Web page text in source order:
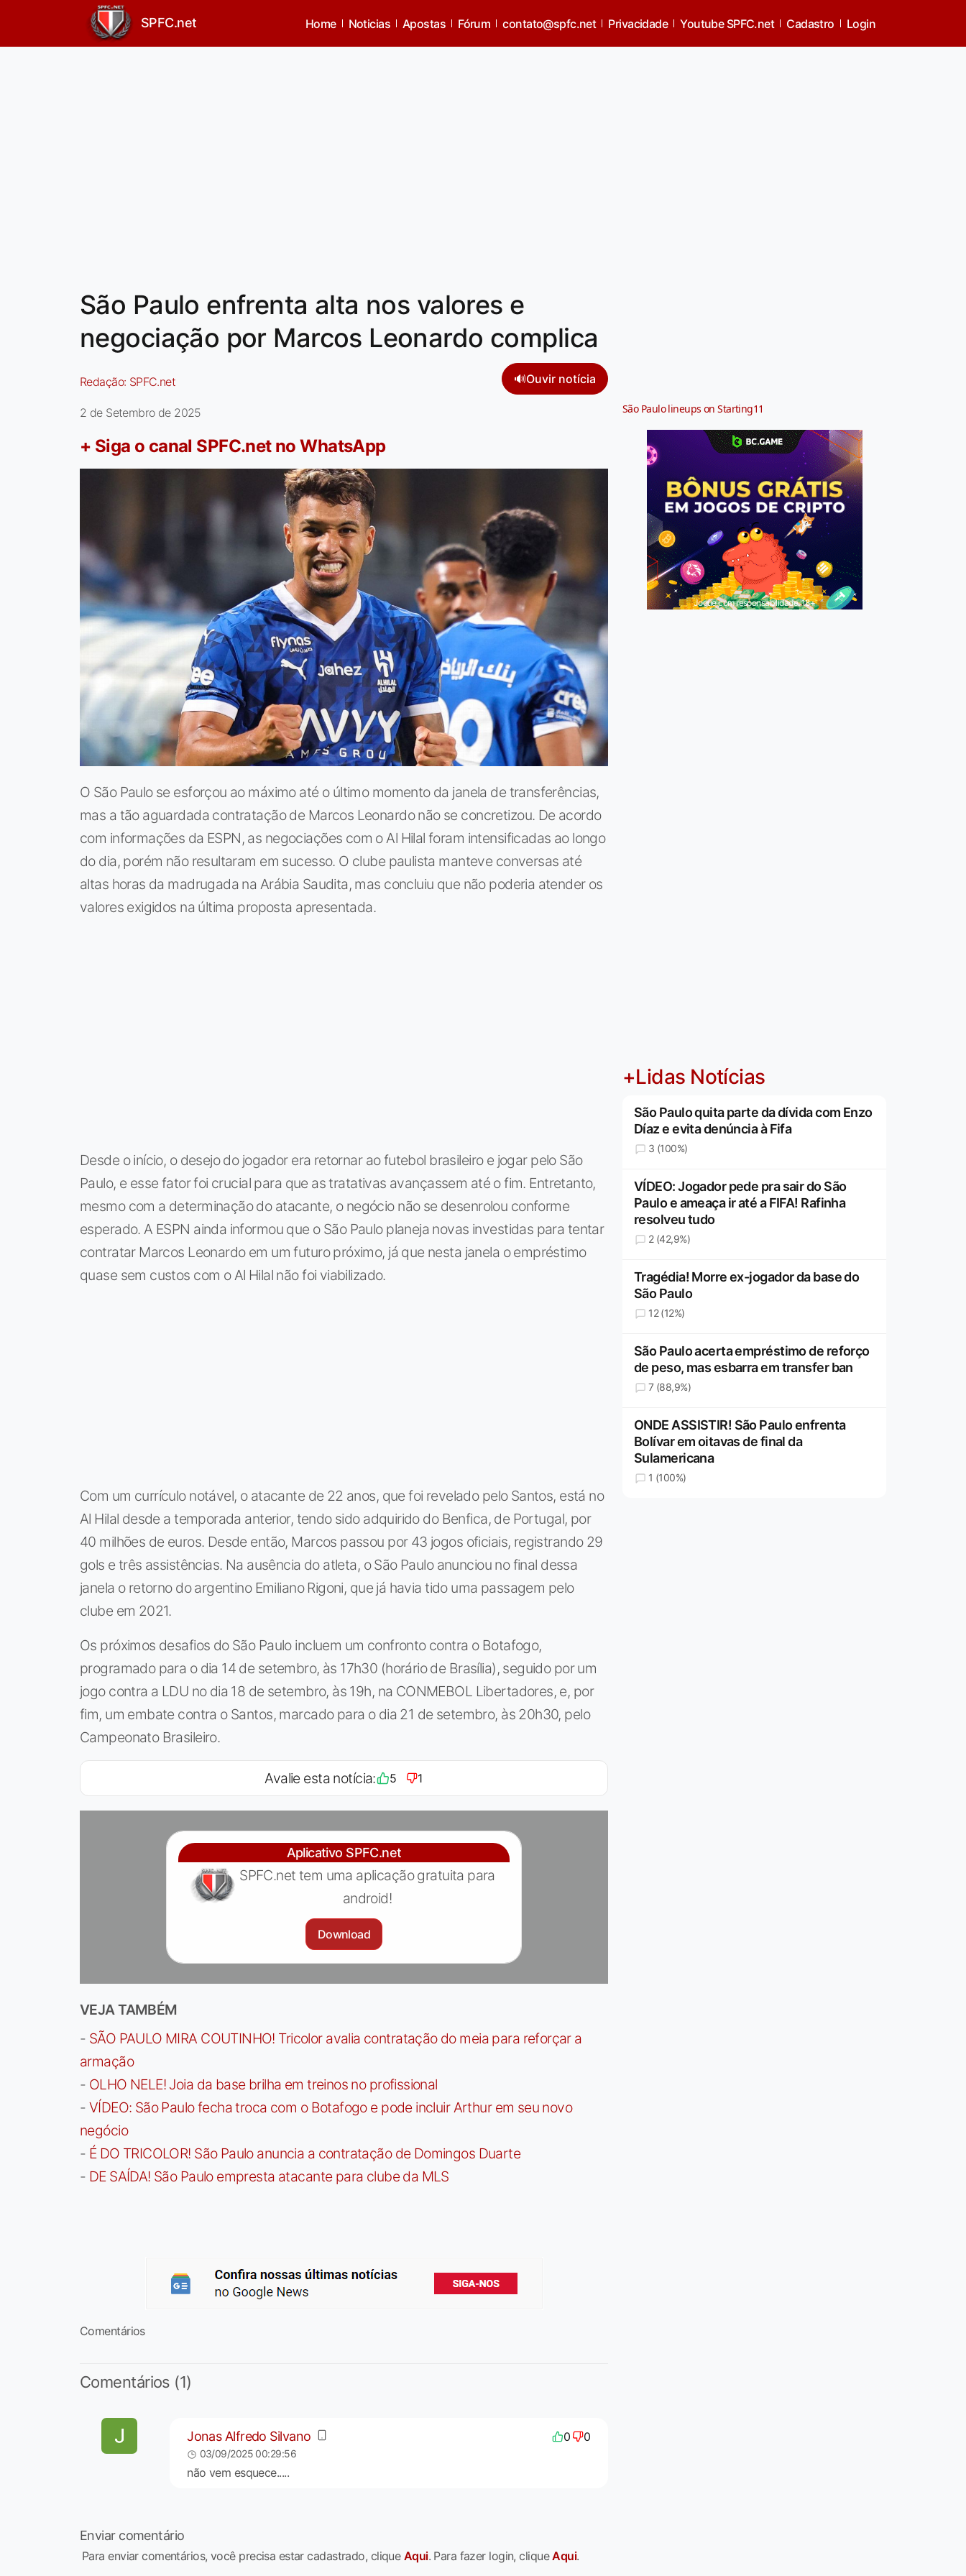
SPFC.net Home Noticias Apostas Fórum contato@spfc.net Privacidade Youtube SPFC.net Cadastro Login
São Paulo enfrenta alta nos valores e
negociação por Marcos Leonardo complica
Redação: SPFC.net 🔊Ouvir notícia
2 de Setembro de 2025
+ Siga o canal SPFC.net no WhatsApp
O São Paulo se esforçou ao máximo até o último momento da janela de transferências,
mas a tão aguardada contratação de Marcos Leonardo não se concretizou. De acordo
com informações da ESPN, as negociações com o Al Hilal foram intensificadas ao longo
do dia, porém não resultaram em sucesso. O clube paulista manteve conversas até
altas horas da madrugada na Arábia Saudita, mas concluiu que não poderia atender os
valores exigidos na última proposta apresentada.
Desde o início, o desejo do jogador era retornar ao futebol brasileiro e jogar pelo São
Paulo, e esse fator foi crucial para que as tratativas avançassem até o fim. Entretanto,
mesmo com a determinação do atacante, o negócio não se desenrolou conforme
esperado. A ESPN ainda informou que o São Paulo planeja novas investidas para tentar
contratar Marcos Leonardo em um futuro próximo, já que nesta janela o empréstimo
quase sem custos com o Al Hilal não foi viabilizado.
Com um currículo notável, o atacante de 22 anos, que foi revelado pelo Santos, está no
Al Hilal desde a temporada anterior, tendo sido adquirido do Benfica, de Portugal, por
40 milhões de euros. Desde então, Marcos passou por 43 jogos oficiais, registrando 29
gols e três assistências. Na ausência do atleta, o São Paulo anunciou no final dessa
janela o retorno do argentino Emiliano Rigoni, que já havia tido uma passagem pelo
clube em 2021.
Os próximos desafios do São Paulo incluem um confronto contra o Botafogo,
programado para o dia 14 de setembro, às 17h30 (horário de Brasília), seguido por um
jogo contra a LDU no dia 18 de setembro, às 19h, na CONMEBOL Libertadores, e, por
fim, um embate contra o Santos, marcado para o dia 21 de setembro, às 20h30, pelo
Campeonato Brasileiro.
Avalie esta notícia: 5 1
Aplicativo SPFC.net
SPFC.net tem uma aplicação gratuita para
android!
Download
VEJA TAMBÉM
- SÃO PAULO MIRA COUTINHO! Tricolor avalia contratação do meia para reforçar a
armação
- OLHO NELE! Joia da base brilha em treinos no profissional
- VÍDEO: São Paulo fecha troca com o Botafogo e pode incluir Arthur em seu novo
negócio
- É DO TRICOLOR! São Paulo anuncia a contratação de Domingos Duarte
- DE SAÍDA! São Paulo empresta atacante para clube da MLS
Comentários
Comentários (1)
Jonas Alfredo Silvano 0 0
03/09/2025 00:29:56
não vem esquece.....
Enviar comentário
Para enviar comentários, você precisa estar cadastrado, clique Aqui. Para fazer login, cliqueAqui.
São Paulo lineups on Starting11
Jogue com responsabilidade. 18+
+Lidas Notícias
São Paulo quita parte da dívida com Enzo
Díaz e evita denúncia à Fifa
3 (100%)
VÍDEO: Jogador pede pra sair do São
Paulo e ameaça ir até a FIFA! Rafinha
resolveu tudo
2 (42,9%)
Tragédia! Morre ex-jogador da base do
São Paulo
12 (12%)
São Paulo acerta empréstimo de reforço
de peso, mas esbarra em transfer ban
7 (88,9%)
ONDE ASSISTIR! São Paulo enfrenta
Bolívar em oitavas de final da
Sulamericana
1 (100%)